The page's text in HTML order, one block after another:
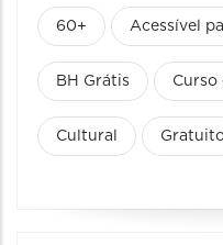
60+ Acessível
BH Grátis Curso
Cultural